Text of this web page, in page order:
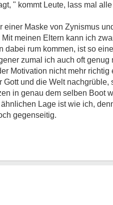
" kommt Leute, lass mal
Maske von Zynismus
meinen Eltern kann ich
rum kommen, ist so
zumal ich auch oft genug
Motivation nicht mehr
und die Welt
in genau dem selben Boot
Lage ist wie ich,
gegenseitig.